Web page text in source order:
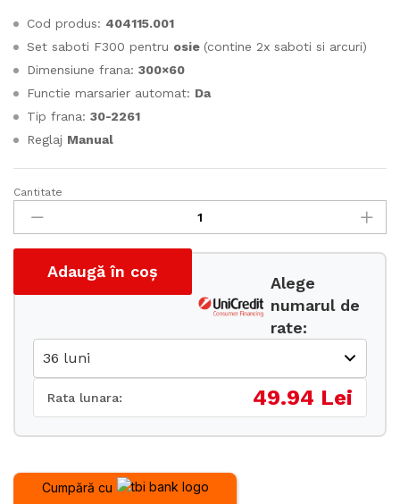
Cod produs: 404115.001
Set saboti F300 pentru osie (contine 2x saboti si arcuri)
Dimensiune frana: 300×60
Functie marsarier automat: Da
Tip frana: 30-2261
Reglaj Manual
Set
saboti
F300
pentru
(300x60)
Cantitate
Adaugă în coș
Alege
numarul de
rate:
Rata lunara: 49.94 Lei
Cumpără cu